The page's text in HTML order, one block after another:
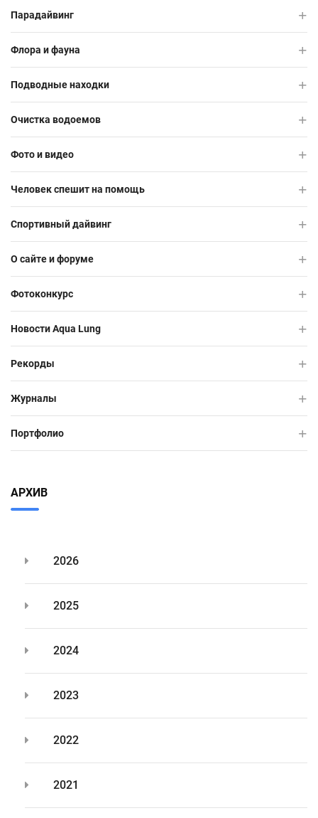
Парадайвинг
Флора и фауна
Подводные находки
Очистка водоемов
Фото и видео
Человек спешит на помощь
Спортивный дайвинг
О сайте и форуме
Фотоконкурс
Новости Aqua Lung
Рекорды
Журналы
Портфолио
АРХИВ
2026
2025
2024
2023
2022
2021